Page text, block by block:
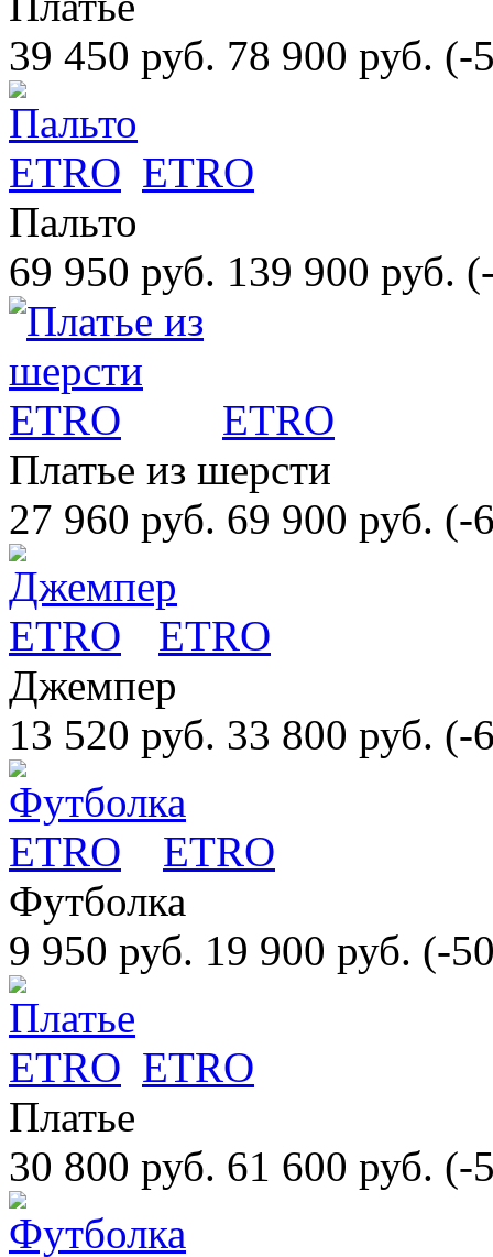
39 450 руб. 78 900 руб. (-
ETRO
Пальто
69 950 руб. 139 900 руб.
ETRO
Платье из шерсти
27 960 руб. 69 900 руб. (-
ETRO
Джемпер
13 520 руб. 33 800 руб. (-
ETRO
Футболка
9 950 руб. 19 900 руб. (-
ETRO
Платье
30 800 руб. 61 600 руб. (-